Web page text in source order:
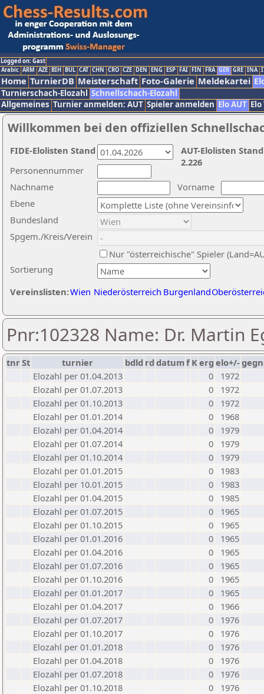
Logged on: Gast
Arabic ARM AZE BIH BUL CAT CHN CRO CZE DEN ENG ESP FAI FIN FRA GER GRE INA
Home TurnierDB Meisterschaft Foto-Galerie Meldekartei
Turnierschach-Elozahl Schnellschach-Elozahl
Allgemeines Turnier anmelden: AUT Spieler anmelden Elo AUT
Willkommen bei den offiziellen
Nachname
Vorname
Ebene
Sortierung
Personennummer
Bundesland
Spgem./Kreis/Verein
Nur "österreichische" Spieler
Vereinslisten:Wien Niederösterreich Burgenland
AUT-Elolisten
2.226
FIDE-Elolisten Stand
Pnr:102328 Name: Dr. Martin
tnrSt turnier bdld rd datumf Kerg elo+/-
Elozahl per 01.04.2013
0
1972
Elozahl per 01.07.2013
0
1972
Elozahl per 01.10.2013
0
1972
Elozahl per 01.01.2014
0
1968
Elozahl per 01.04.2014
0
1979
Elozahl per 01.07.2014
0
1979
Elozahl per 01.10.2014
0
1979
Elozahl per 01.01.2015
0
1983
Elozahl per 10.01.2015
0
1983
Elozahl per 01.04.2015
0
1985
Elozahl per 01.07.2015
0
1965
Elozahl per 01.10.2015
0
1965
Elozahl per 01.01.2016
0
1965
Elozahl per 01.04.2016
0
1965
Elozahl per 01.07.2016
0
1965
Elozahl per 01.10.2016
0
1965
Elozahl per 01.01.2017
0
1965
Elozahl per 01.04.2017
0
1966
Elozahl per 01.07.2017
0
1976
Elozahl per 01.10.2017
0
1976
Elozahl per 01.01.2018
0
1976
Elozahl per 01.04.2018
0
1976
Elozahl per 01.07.2018
0
1976
Elozahl per 01.10.2018
0
1976